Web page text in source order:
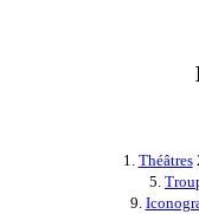
1. Théâtres
5.
9.